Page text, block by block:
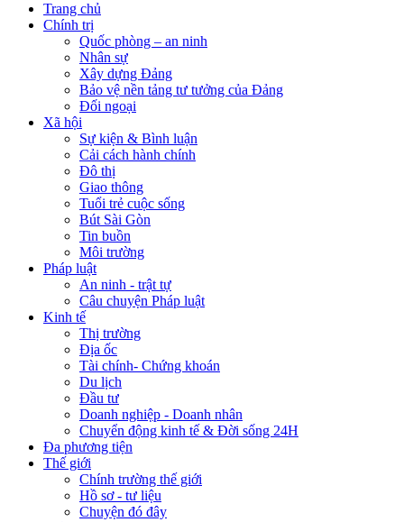
Trang chủ
Chính trị
Quốc phòng – an ninh
Nhân sự
Xây dựng Đảng
Bảo vệ nền tảng tư tưởng của Đảng
Đối ngoại
Xã hội
Sự kiện & Bình luận
Cải cách hành chính
Đô thị
Giao thông
Tuổi trẻ cuộc sống
Bút Sài Gòn
Tin buồn
Môi trường
Pháp luật
An ninh - trật tự
Câu chuyện Pháp luật
Kinh tế
Thị trường
Địa ốc
Tài chính- Chứng khoán
Du lịch
Đầu tư
Doanh nghiệp - Doanh nhân
Chuyển động kinh tế & Đời sống 24H
Đa phương tiện
Thế giới
Chính trường thế giới
Hồ sơ - tư liệu
Chuyện đó đây